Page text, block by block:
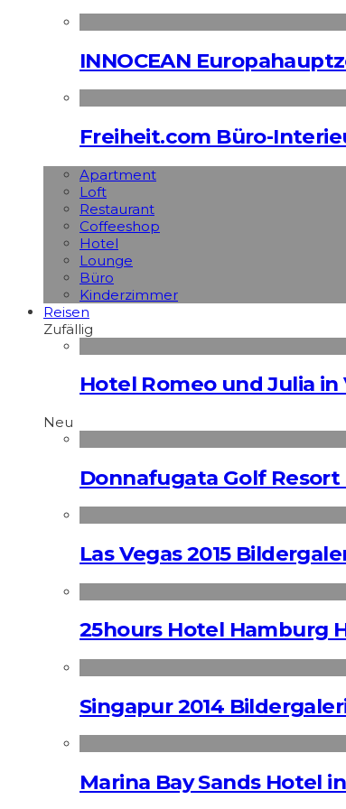
INNOCEAN
Freiheit.com Büro-
Apart­ment
Loft
Restaurant
Coffeeshop
Hotel
Lounge
Büro
Kinderzimmer
Reisen
Zufällig
Hotel Romeo und Julia
Neu
Donnafugata Golf Resort
Las Vegas 2015
25hours Hotel Hamburg
Singapur 2014
Marina Bay Sands Hotel